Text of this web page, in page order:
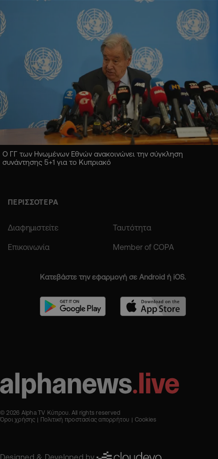
Ο ΓΓ των Ηνωμένων Εθνών ανακοινώνει την σύγκληση
συνάντησης 5+1 για το Κυπριακό
ΠΕΡΙΣΣΟΤΕΡΑ
Διαφημιστείτε Ταυτότητα
Επικοινωνία Member of COPA
Κατεβάστε την εφαρμογή σε Android ή iOS.
© 2026 Alpha TV Κύπρου. All rights reserved
Όροι χρήσης
Πολιτική προστασίας απορρήτου Cookies
Designed & Developed by